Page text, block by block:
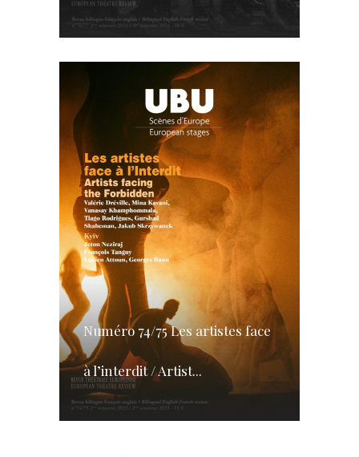
Numéro 74/75 Les artistes face
à l’interdit / Artist...